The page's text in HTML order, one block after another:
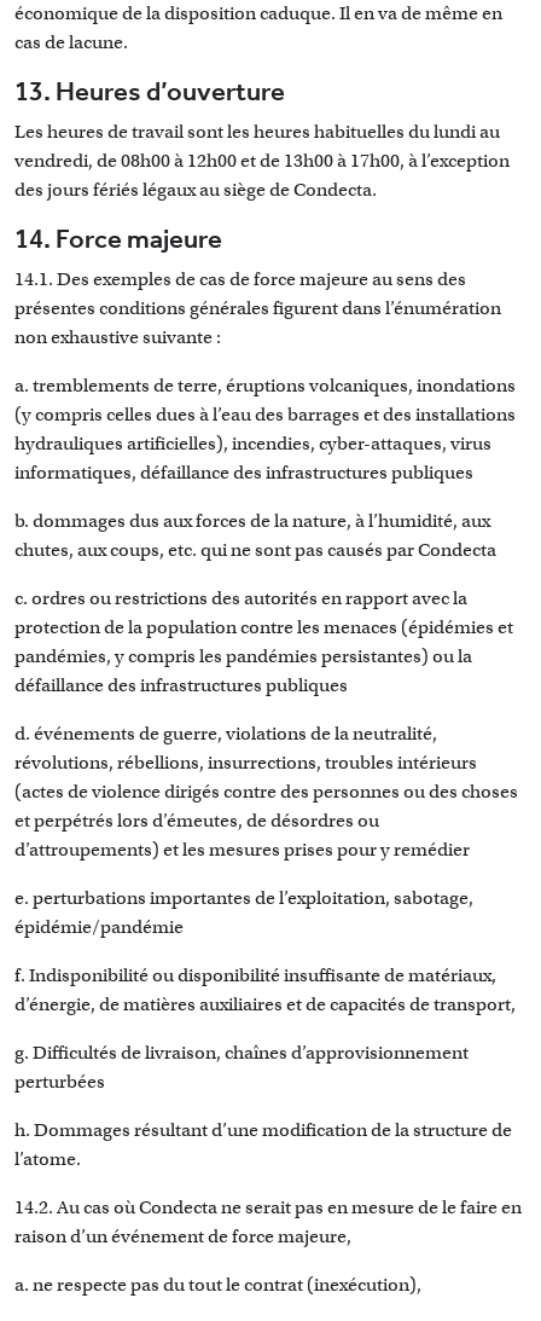
économique de la disposition caduque. Il en va de même en
cas de lacune.
13. Heures d’ouverture
Les heures de travail sont les heures habituelles du lundi au
vendredi, de 08h00 à 12h00 et de 13h00 à 17h00, à l’exception
des jours fériés légaux au siège de Condecta.
14. Force majeure
14.1. Des exemples de cas de force majeure au sens des
présentes conditions générales figurent dans l’énumération
non exhaustive suivante :
a. tremblements de terre, éruptions volcaniques, inondations
(y compris celles dues à l’eau des barrages et des installations
hydrauliques artificielles), incendies, cyber-attaques, virus
informatiques, défaillance des infrastructures publiques
b. dommages dus aux forces de la nature, à l’humidité, aux
chutes, aux coups, etc. qui ne sont pas causés par Condecta
c. ordres ou restrictions des autorités en rapport avec la
protection de la population contre les menaces (épidémies et
pandémies, y compris les pandémies persistantes) ou la
défaillance des infrastructures publiques
d. événements de guerre, violations de la neutralité,
révolutions, rébellions, insurrections, troubles intérieurs
(actes de violence dirigés contre des personnes ou des choses
et perpétrés lors d’émeutes, de désordres ou
d’attroupements) et les mesures prises pour y remédier
e. perturbations importantes de l’exploitation, sabotage,
épidémie/pandémie
f. Indisponibilité ou disponibilité insuffisante de matériaux,
d’énergie, de matières auxiliaires et de capacités de transport,
g. Difficultés de livraison, chaînes d’approvisionnement
perturbées
h. Dommages résultant d’une modification de la structure de
l’atome.
14.2. Au cas où Condecta ne serait pas en mesure de le faire en
raison d’un événement de force majeure,
a. ne respecte pas du tout le contrat (inexécution),